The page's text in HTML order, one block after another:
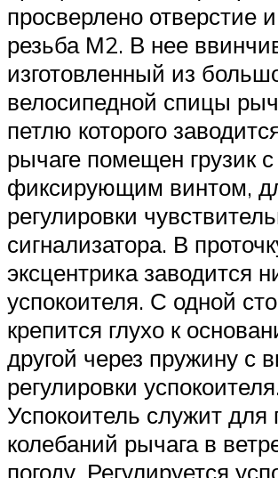
просверлено отверстие
резьба М2. В нее
изготовленный из
велосипедной спицы
петлю которого
рычаге помещен грузик с
фиксирующим винтом,
регулировки
сигнализатора. В
эксцентрика заводится
успокоителя. С одной
крепится глухо к
другой через пружину с
регулировки
Успокоитель служит для
колебаний рычага в
погоду. Регулируется